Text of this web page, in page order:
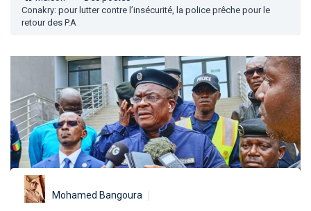
Conakry: pour lutter contre l’insécurité, la police prêche pour le
retour des P.A
Mohamed Bangoura